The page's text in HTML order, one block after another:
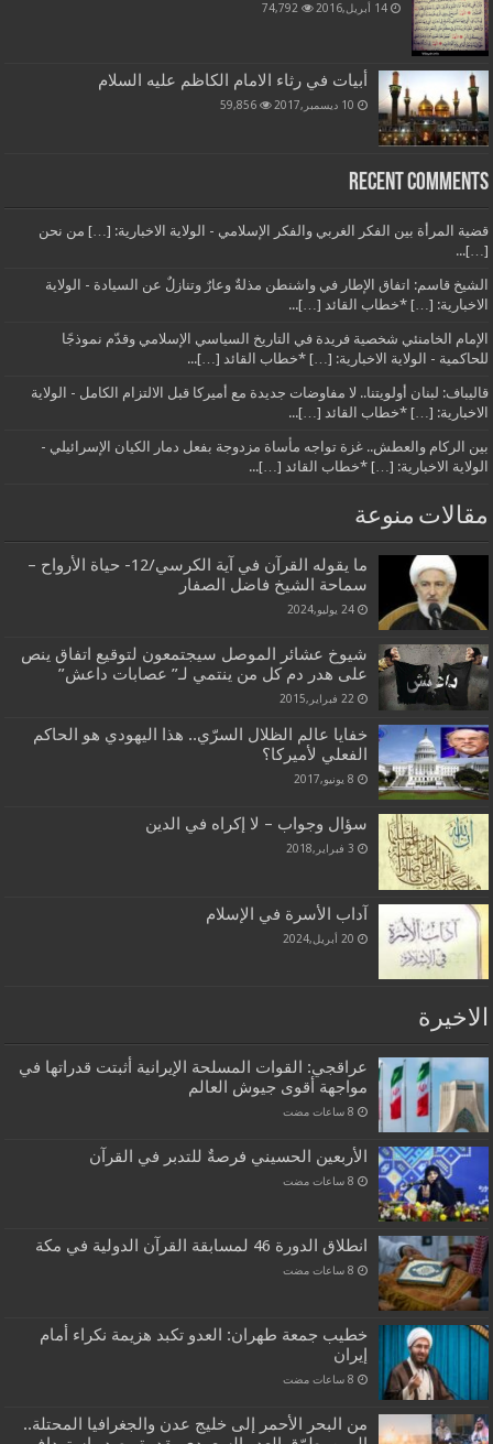
14 أبريل,2016 74,792
أبيات في رثاء الامام الكاظم عليه السلام
10 ديسمبر,2017 59,856
Recent Comments
قضية المرأة بين الفكر الغربي والفكر الإسلامي - الولاية الاخبارية: […] من نحن
[…]...
الشيخ قاسم: اتفاق الإطار في واشنطن مذلةٌ وعارٌ وتنازلٌ عن السيادة - الولاية
الاخبارية: […] *خطاب القائد […]...
الإمام الخامنئي شخصية فريدة في التاريخ السياسي الإسلامي وقدّم نموذجًا
للحاكمية - الولاية الاخبارية: […] *خطاب القائد […]...
قاليباف: لبنان أولويتنا.. لا مفاوضات جديدة مع أميركا قبل الالتزام الكامل - الولاية
الاخبارية: […] *خطاب القائد […]...
بين الركام والعطش.. غزة تواجه مأساة مزدوجة بفعل دمار الكيان الإسرائيلي -
الولاية الاخبارية: […] *خطاب القائد […]...
مقالات منوعة
ما يقوله القرآن في آية الكرسي/12- حياة الأرواح –
سماحة الشيخ فاضل الصفار
24 يوليو,2024
شيوخ عشائر الموصل سيجتمعون لتوقيع اتفاق ينص
على هدر دم كل من ينتمي لـ” عصابات داعش”
22 فبراير,2015
خفايا عالم الظلال السرّي.. هذا اليهودي هو الحاكم
الفعلي لأميركا؟
8 يونيو,2017
سؤال وجواب – لا إكراه في الدين
3 فبراير,2018
آداب الأسرة في الإسلام
20 أبريل,2024
الاخيرة
عراقجي: القوات المسلحة الإيرانية أثبتت قدراتها في
مواجهة أقوى جيوش العالم
الأربعين الحسيني فرصةٌ للتدبر في القرآن
انطلاق الدورة 46 لمسابقة القرآن الدولية في مكة
خطيب جمعة طهران: العدو تكبد هزيمة نكراء أمام
إيران
من البحر الأحمر إلى خليج عدن والجغرافيا المحتلة..